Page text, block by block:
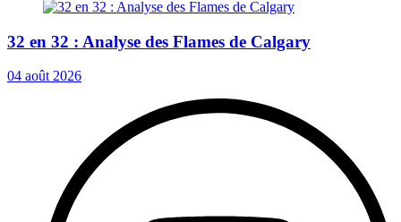
32 en 32 : Analyse des Flames de Calgary
04 août 2026